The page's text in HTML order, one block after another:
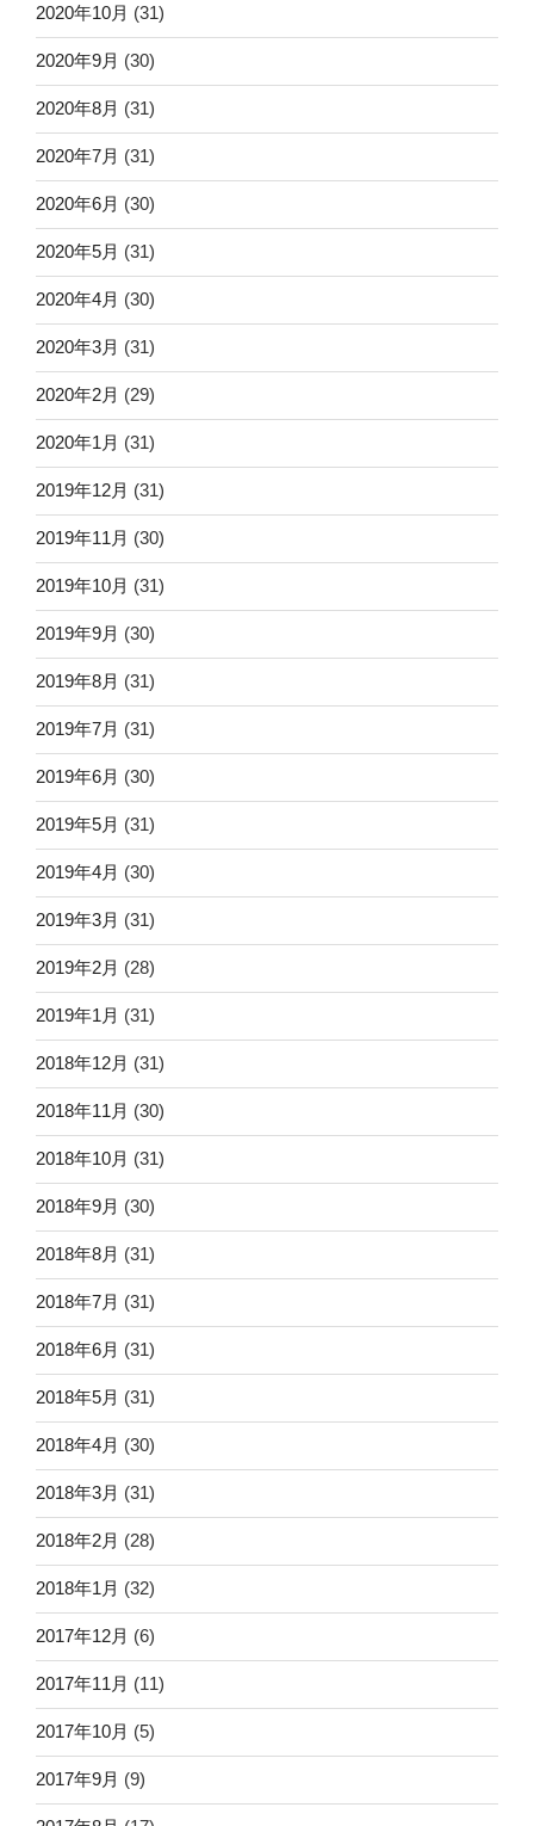
2020年10月 (31)
2020年9月 (30)
2020年8月 (31)
2020年7月 (31)
2020年6月 (30)
2020年5月 (31)
2020年4月 (30)
2020年3月 (31)
2020年2月 (29)
2020年1月 (31)
2019年12月 (31)
2019年11月 (30)
2019年10月 (31)
2019年9月 (30)
2019年8月 (31)
2019年7月 (31)
2019年6月 (30)
2019年5月 (31)
2019年4月 (30)
2019年3月 (31)
2019年2月 (28)
2019年1月 (31)
2018年12月 (31)
2018年11月 (30)
2018年10月 (31)
2018年9月 (30)
2018年8月 (31)
2018年7月 (31)
2018年6月 (31)
2018年5月 (31)
2018年4月 (30)
2018年3月 (31)
2018年2月 (28)
2018年1月 (32)
2017年12月 (6)
2017年11月 (11)
2017年10月 (5)
2017年9月 (9)